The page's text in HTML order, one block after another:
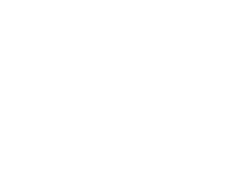
Inflatable Pedicure Soak Bath